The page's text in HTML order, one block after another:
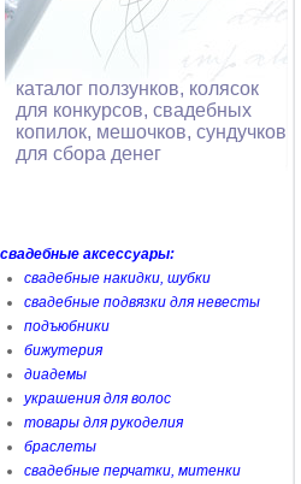
каталог ползунков, колясок
для конкурсов, свадебных
копилок, мешочков, сундучков
для сбора денег
свадебные аксессуары:
свадебные накидки, шубки
свадебные подвязки для невесты
подъюбники
бижутерия
диадемы
украшения для волос
товары для рукоделия
браслеты
свадебные перчатки, митенки